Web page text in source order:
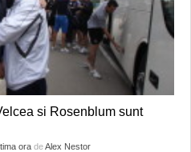
si Rosenblum sunt
ora deAlex Nestor